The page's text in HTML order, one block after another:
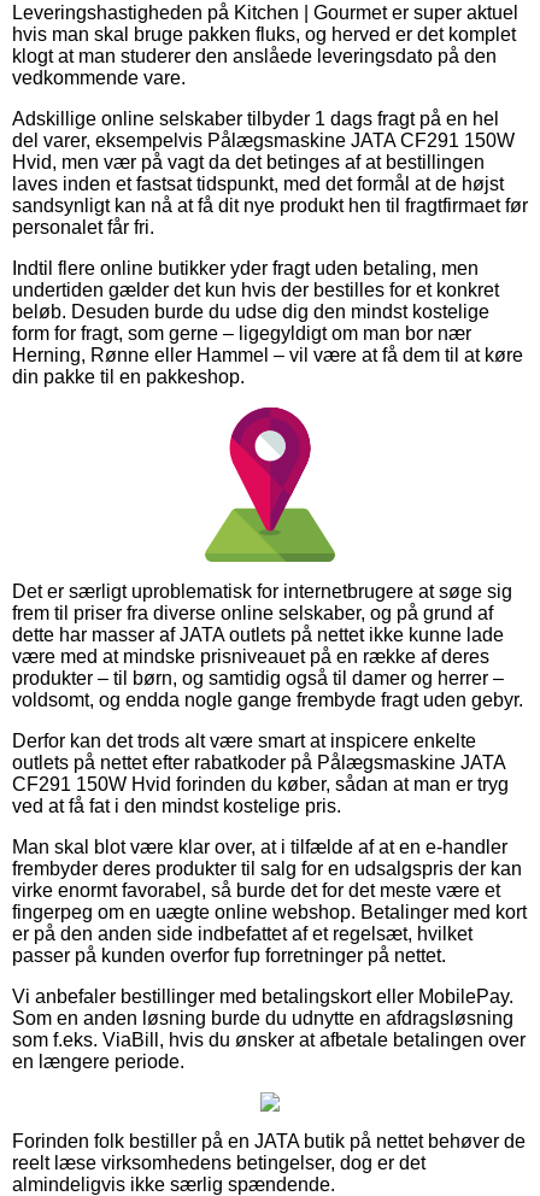
Leveringshastigheden på Kitchen | Gourmet er super aktuel
hvis man skal bruge pakken fluks, og herved er det komplet
klogt at man studerer den anslåede leveringsdato på den
vedkommende vare.
Adskillige online selskaber tilbyder 1 dags fragt på en hel
del varer, eksempelvis Pålægsmaskine JATA CF291 150W
Hvid, men vær på vagt da det betinges af at bestillingen
laves inden et fastsat tidspunkt, med det formål at de højst
sandsynligt kan nå at få dit nye produkt hen til fragtfirmaet før
personalet får fri.
Indtil flere online butikker yder fragt uden betaling, men
undertiden gælder det kun hvis der bestilles for et konkret
beløb. Desuden burde du udse dig den mindst kostelige
form for fragt, som gerne – ligegyldigt om man bor nær
Herning, Rønne eller Hammel – vil være at få dem til at køre
din pakke til en pakkeshop.
Det er særligt uproblematisk for internetbrugere at søge sig
frem til priser fra diverse online selskaber, og på grund af
dette har masser af JATA outlets på nettet ikke kunne lade
være med at mindske prisniveauet på en række af deres
produkter – til børn, og samtidig også til damer og herrer –
voldsomt, og endda nogle gange frembyde fragt uden gebyr.
Derfor kan det trods alt være smart at inspicere enkelte
outlets på nettet efter rabatkoder på Pålægsmaskine JATA
CF291 150W Hvid forinden du køber, sådan at man er tryg
ved at få fat i den mindst kostelige pris.
Man skal blot være klar over, at i tilfælde af at en e-handler
frembyder deres produkter til salg for en udsalgspris der kan
virke enormt favorabel, så burde det for det meste være et
fingerpeg om en uægte online webshop. Betalinger med kort
er på den anden side indbefattet af et regelsæt, hvilket
passer på kunden overfor fup forretninger på nettet.
Vi anbefaler bestillinger med betalingskort eller MobilePay.
Som en anden løsning burde du udnytte en afdragsløsning
som f.eks. ViaBill, hvis du ønsker at afbetale betalingen over
en længere periode.
Forinden folk bestiller på en JATA butik på nettet behøver de
reelt læse virksomhedens betingelser, dog er det
almindeligvis ikke særlig spændende.